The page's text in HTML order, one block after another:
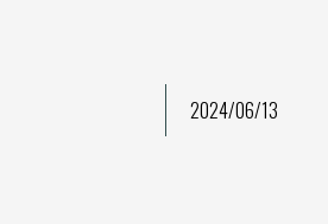
2024/06/13